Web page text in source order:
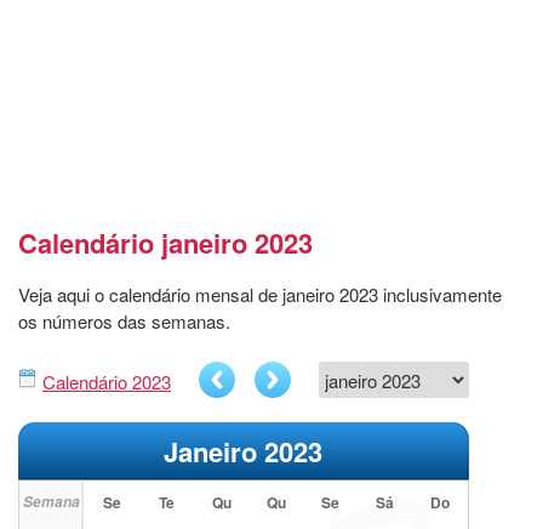
Calendário janeiro 2023
Veja aqui o calendário mensal de janeiro 2023 inclusivamente
os números das semanas.
Calendário 2023
Janeiro 2023
Semana Se Te Qu Qu Se Sá Do